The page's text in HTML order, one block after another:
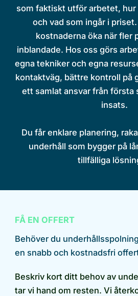
som faktiskt utför arbetet,
och vad som ingår i
kostnaderna öka när fler
inblandade. Hos oss görs
egna tekniker och egna
kontaktväg, bättre kontroll på
ett samlat ansvar från första
insats.
Du får enklare planering,
underhåll som bygger på
tillfälliga
FÅ EN OFFERT
Behöver du
en snabb och kostnadsfri
Beskriv kort ditt behov av
tar vi hand om resten. Vi